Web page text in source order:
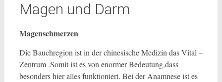
Magen und Darm
Magenschmerzen
Die Bauchregion ist in der chinesische Medizin das Vital –
Zentrum .Somit ist es von enormer Bedeutung,dass
besonders hier alles funktioniert. Bei der Anamnese ist es